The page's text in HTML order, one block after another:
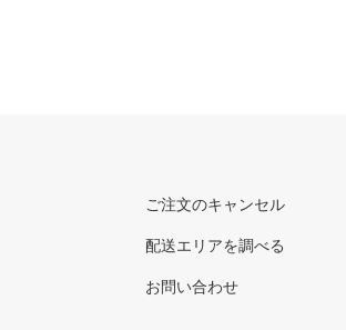
ご注文のキャンセル
配送エリアを調べる
お問い合わせ